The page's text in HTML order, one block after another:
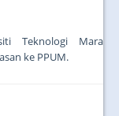
Teknologi Mara
ke PPUM.